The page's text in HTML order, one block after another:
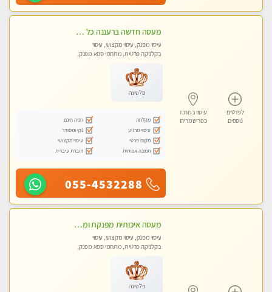
לפרטים
נוספים
עיסוי במרכז
כפר שמריהו
מעסה חדשה ברעננה כל סוגי העיסויים מעסה מקצועית ואיכותית פרטי!!!מומלץ לחלוטין!!
עיסוי מפנק, עיסוי מקצועי, עיסוי
בקלניקה פרטית, מתחמי ספא מפנק,
פלטינה
מקלחת
חניה חינם
עיסוי מרגיע
נקי ומסודר
מקום פרטי
עיסוי מקצועי
תמונה אמיתית
דוברת עיברית
055-4532288
מעסה איכותית מפנקת ומקצועית
עיסוי מפנק, עיסוי מקצועי, עיסוי
בקלניקה פרטית, מתחמי ספא מפנק,
פלטינה